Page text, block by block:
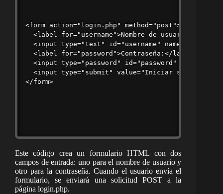
<form action="login.php" method="post">
<label for="username">Nombre de usuario:</
<input type="text" id="username"
  <label for="password">Contraseña:</label><br>
<input type="password" id="password"
  <input type="submit" value="Iniciar sesión">
</form>
Este código crea un formulario HTML con dos
campos de entrada: uno para el nombre de usuario y
otro para la contraseña. Cuando el usuario envía el
formulario, se enviará una solicitud POST a la
página login.php.